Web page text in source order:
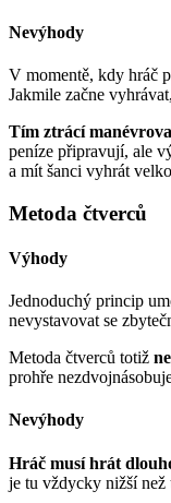
Nevýhody
V momentě, kdy hráč
Jakmile začne
Tím ztrácí
peníze připravují, ale
a mít šanci vyhrát
Metoda čtverců
Výhody
Jednoduchý princip
nevystavovat se
Metoda čtverců totiž
prohře
Nevýhody
Hráč musí hrát
je tu vždycky nižší než